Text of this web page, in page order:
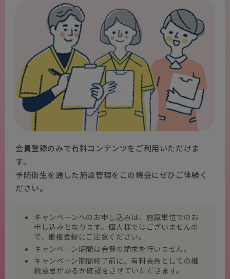
会員登録のみで有料コンテンツをご利用いただけま
す。
予防衛生を通した施設管理をこの機会にぜひご体験く
ださい。
キャンペーンへのお申し込みは、施設単位でのお
申し込みとなります。個人様ではございませんの
で、重複登録にご注意ください。
キャンペーン期間は会費の請求を行いません。
キャンペーン期間終了前に、有料会員としての継
続意思があるか確認をさせていただきます。